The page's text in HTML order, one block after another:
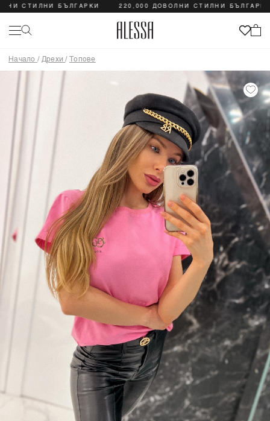
СТИЛНИ БЪЛГАРКИ 220,000 ДОВОЛНИ СТИЛНИ БЪЛГАРКИ
Начало / Дрехи / Топове